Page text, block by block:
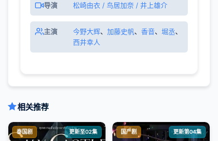
导演 松崎由衣 / 鸟居加奈 / 井上雄介
主演 今野大辉、 加藤史帆、 香音、 堀丞、
西井幸人
相关推荐
泰国剧 更新至02集 国产剧 更新第04集